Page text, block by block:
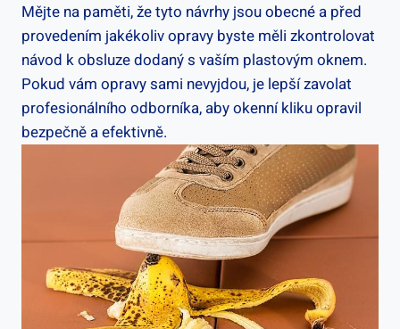
Mějte na paměti, že tyto návrhy jsou obecné a před
provedením jakékoliv opravy ⁢byste měli zkontrolovat
návod k obsluze dodaný s ⁤vaším plastovým oknem.
Pokud vám⁤ opravy sami nevyjdou, je⁣ lepší zavolat
⁣profesionálního odborníka,​ aby okenní kliku opravil
bezpečně a ‌efektivně.